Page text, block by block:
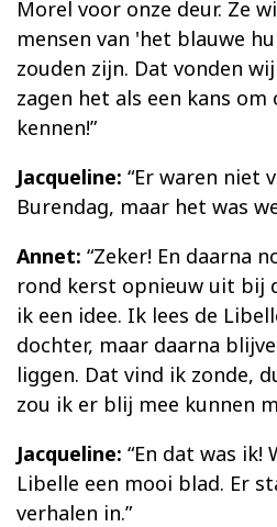
Morel voor onze deur. Ze
mensen van 'het blauwe
zouden zijn. Dat vonden
zagen het als een kans
kennen!”
Jacqueline: “Er waren niet
Burendag, maar het was
Annet: “Zeker! En daarna
rond kerst opnieuw uit bij
ik een idee. Ik lees de
dochter, maar daarna
liggen. Dat vind ik zonde,
zou ik er blij mee kunnen
Jacqueline: “En dat was ik!
Libelle een mooi blad. Er
verhalen in.”